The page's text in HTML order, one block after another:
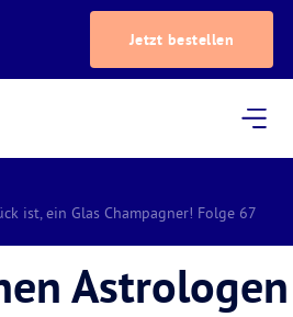
Jetzt bestellen
ist, ein Glas Champagner! Folge 67
Astrologen